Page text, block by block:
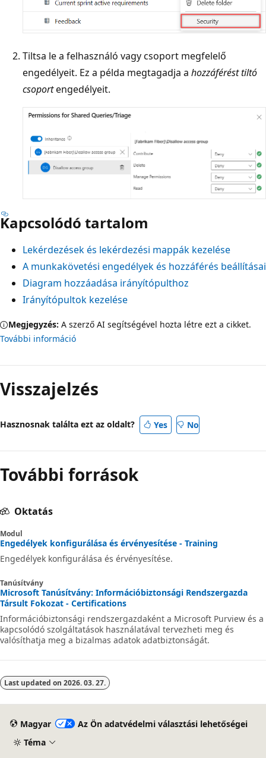
Tiltsa le a felhasználó vagy csoport megfelelő
engedélyeit. Ez a példa megtagadja a hozzáférést tiltó
csoportengedélyeit.
Kapcsolódó tartalom
Lekérdezések és lekérdezési mappák kezelése
A munkakövetési engedélyek és hozzáférés beállításai
Diagram hozzáadása irányítópulthoz
Irányítópultok kezelése
Megjegyzés: A szerző AI segítségével hozta létre ezt a cikket.
További információ
Visszajelzés
Hasznosnak találta ezt az oldalt? Yes No
További források
Oktatás
Modul
Engedélyek konfigurálása és érvényesítése - Training
Engedélyek konfigurálása és érvényesítése.
Tanúsítvány
Microsoft Tanúsítvány: Információbiztonsági Rendszergazda
Társult Fokozat - Certifications
Információbiztonsági rendszergazdaként a Microsoft Purview és a
kapcsolódó szolgáltatások használatával tervezheti meg és
valósíthatja meg a bizalmas adatok adatbiztonságát.
Last updated on 2026. 03. 27.
Magyar
Az Ön adatvédelmi választási lehetőségei
Téma